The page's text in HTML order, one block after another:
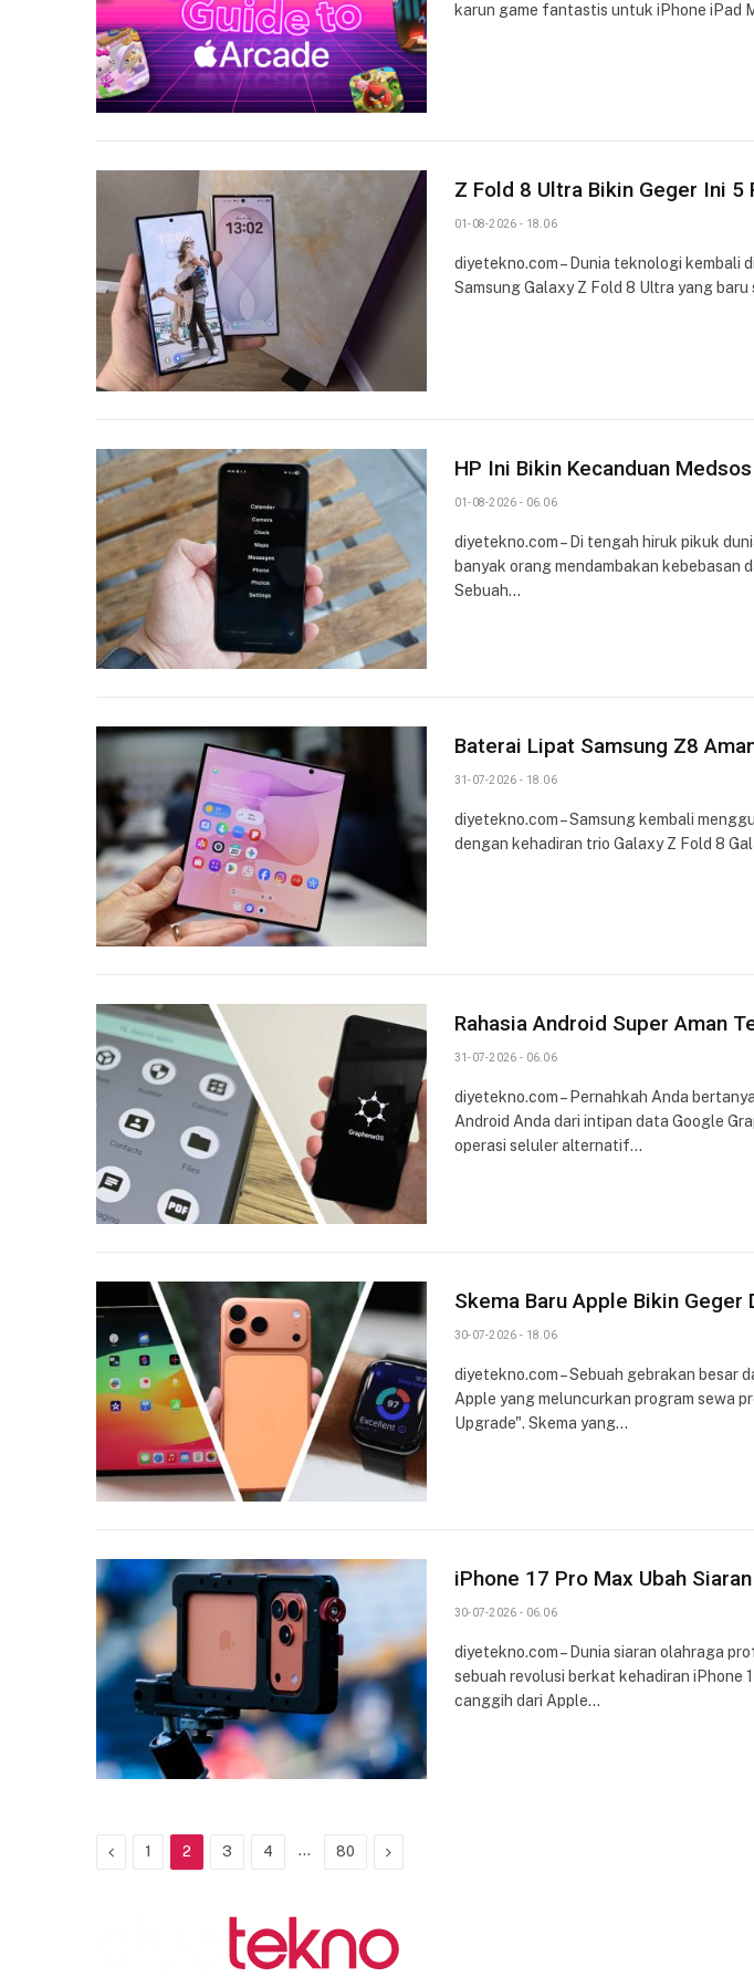
karun game fantastis untuk iPhone iPad
Z Fold 8 Ultra Bikin Geger Ini 5
01-08-2026 - 18.06
diyetekno.com – Dunia teknologi kembali
Samsung Galaxy Z Fold 8 Ultra yang
HP Ini Bikin Kecanduan
01-08-2026 - 06.06
diyetekno.com – Di tengah hiruk pikuk
banyak orang mendambakan kebebasan
Sebuah…
Baterai Lipat Samsung Z8
31-07-2026 - 18.06
diyetekno.com – Samsung kembali
dengan kehadiran trio Galaxy Z Fold 8
Rahasia Android Super Aman
31-07-2026 - 06.06
diyetekno.com – Pernahkah Anda
Android Anda dari intipan data Google
operasi seluler alternatif…
Skema Baru Apple Bikin Geger
30-07-2026 - 18.06
diyetekno.com – Sebuah gebrakan besar
Apple yang meluncurkan program sewa
Upgrade". Skema yang…
iPhone 17 Pro Max Ubah
30-07-2026 - 06.06
diyetekno.com – Dunia siaran olahraga
sebuah revolusi berkat kehadiran iPhone
canggih dari Apple…
Previous
1 2 3 4 … 80 Next